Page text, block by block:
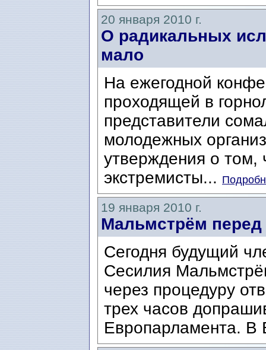
20 января 2010 г.
О радикальных
мало
На ежегодной
проходящей в
представители
молодежных
утверждения о том,
экстремисты...
19 января 2010 г.
Мальмстрём
Сегодня будущий
Сесилия
через процедуру
трех часов
Европарламента. В